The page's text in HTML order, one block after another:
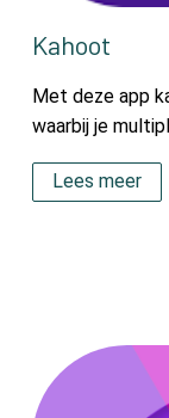
Kahoot
Met deze app
waarbij je
Lees meer